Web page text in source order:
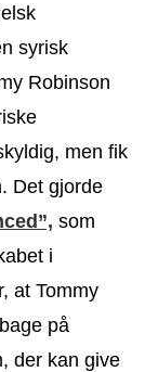
syrisk
Robinson
men fik
Det gjorde
som
i
at Tommy
på
der kan give